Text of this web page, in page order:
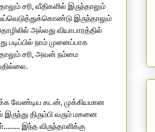
சரி, வீதிகளில் இருந்தாலும்
இருந்தாலும்
அல்லது வியாபாரத்தில்
படிப்பில் நாம் முனைப்பாக
சரி, அவன் நம்மை
வேண்டிய கடன், முக்கியமான
திரும்பி வரும் மகனை
இந்த விருந்தாளிக்கு